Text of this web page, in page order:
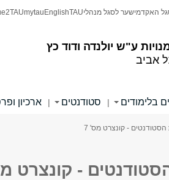
ע"ש יולנדה ודוד כץ
אביב
האקדמישער לסגל מנהליTAU
English
mytau
בלימודים | סטודנטים | ארכיון
- קונצרט מס' 7
- קונצרט